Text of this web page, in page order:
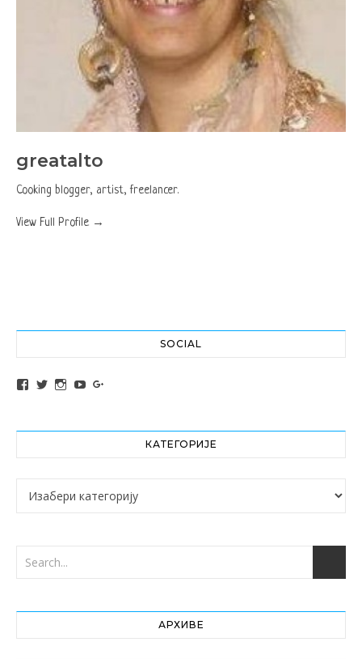
greatalto
Cooking blogger, artist, freelancer.
View Full Profile →
SOCIAL
View altochef’s profile on Facebook
View jovancica73’s profile on Twitter
View jovancica73’s profile on Instagram
View jovancica73’s profile on YouTube
КАТЕГОРИЈЕ
Категорије
АРХИВЕ